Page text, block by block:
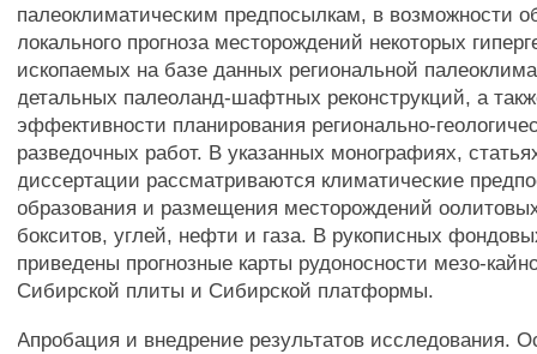
палеоклиматическим предпосылкам, в возможности
локального прогноза месторождений некоторых
ископаемых на базе данных региональной
детальных палеоланд-шафтных реконструкций, а
эффективности планирования регионально-
разведочных работ. В указанных монографиях,
диссертации рассматриваются климатические
образования и размещения месторождений
бокситов, углей, нефти и газа. В рукописных
приведены прогнозные карты рудоносности мезо-
Сибирской плиты и Сибирской платформы.
Апробация и внедрение результатов исследования.